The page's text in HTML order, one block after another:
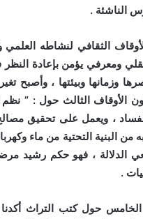
الناشئة .
الثقافي لنشاطه العلمي
ومعرفي يؤمن بإعادة
وبيئتها ، وأصبح
الأوقاف الثالث حول : ”
، ويعمل على تحقيق
من البنية التحتية من ماء
، فهو حكم رشيد
.
حول كتب التراث